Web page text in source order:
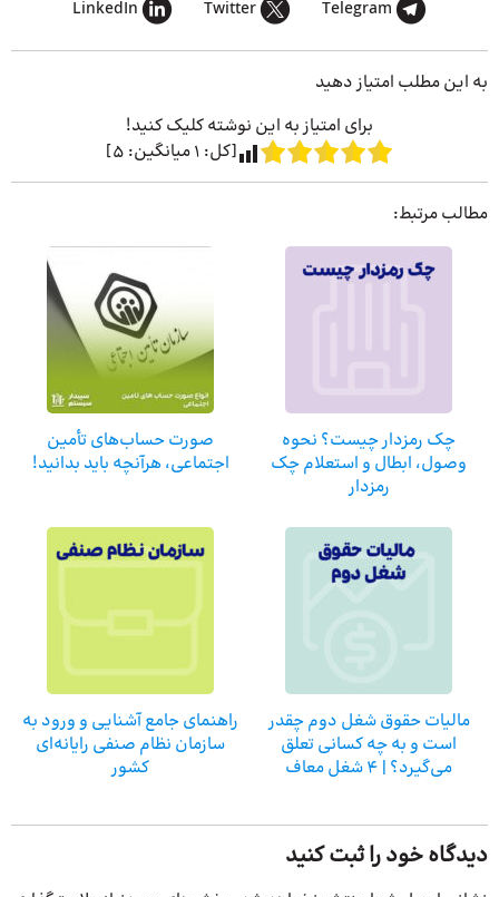
Telegram
Twitter
LinkedIn
به این مطلب امتیاز دهید
برای امتیاز به این نوشته کلیک کنید!
[کل: 1میانگین: 5
]
مطالب مرتبط:
چک رمزدار چیست؟ نحوه
وصول، ابطال و استعلام چک
رمزدار
صورت حساب‌های تأمین
اجتماعی، هرآنچه باید بدانید!
مالیات حقوق شغل دوم چقدر
است و به چه کسانی تعلق
می‌گیرد؟ | 4 شغل معاف
راهنمای جامع آشنایی و ورود به
سازمان نظام صنفی رایانه‌ای
کشور
دیدگاه خود را ثبت کنید